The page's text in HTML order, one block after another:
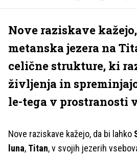
Nove raziskave
metanska jezera na
celične strukture, ki
življenja in
le-tega v prostranosti
Nove raziskave kažejo, da bi lahko
luna, Titan, v svojih jezerih